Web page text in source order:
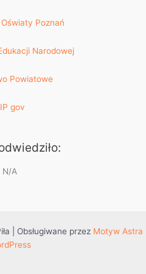
Poznań
Narodowej
Powiatowe
gov
N/A
| Obsługiwane przez Motyw Astra